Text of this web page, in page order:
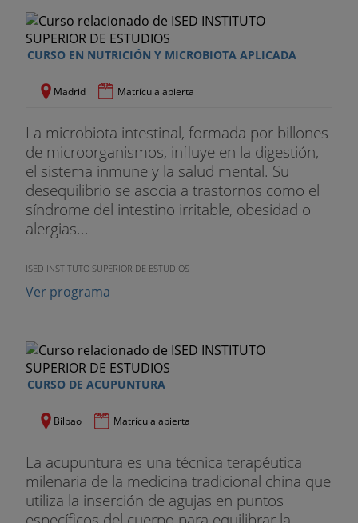
- Graduada en ciencias físicas por la UAB y Técnico
en radioterapia. Ha trabajado en diferentes
referencia, en los ámbitos de RRHH, gestión de
datos sanitarios. Con más de 8 años de
experiencia trabajando en la investigación medica
a nivel internacional. Lleva más de 14 años
dedicados a la docencia en el ámbito sanitario en
diferentes competencia, siempre buscando la
excelencia en sus alumnos, ayudándolos a
conseguir sus logros.
CURSO EN NUTRICIÓN Y MICROBIOTA APLICADA
Madrid Matrícula abierta
La microbiota intestinal, formada por billones
de microorganismos, influye en la digestión,
el sistema inmune y la salud mental. Su
desequilibrio se asocia a trastornos como el
síndrome del intestino irritable, obesidad o
alergias...
ISED INSTITUTO SUPERIOR DE ESTUDIOS
Ver programa
CURSO DE ACUPUNTURA
Bilbao Matrícula abierta
La acupuntura es una técnica terapéutica
milenaria de la medicina tradicional china que
utiliza la inserción de agujas en puntos